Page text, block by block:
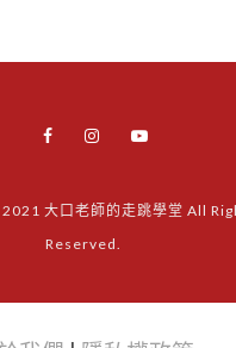
大口老師的走跳學堂 All
Reserved.